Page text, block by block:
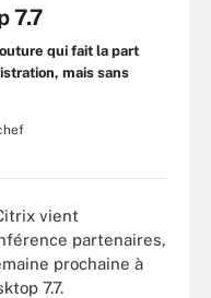
7.7
qui fait la part
mais sans
vient
partenaires,
prochaine à
7.7.